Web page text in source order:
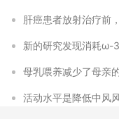
肝癌患者放射治疗前
新的研究发现消耗ω-
母乳喂养减少了母亲
活动水平是降低中风